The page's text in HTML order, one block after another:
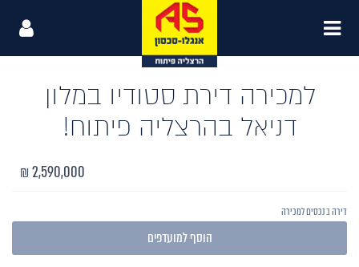
למכירה דירת סטודיו במלון
דניאל בהרצליה פיתוח!
2,590,000 ₪
דירהבנכסים למכירה
הוסף למועדפים